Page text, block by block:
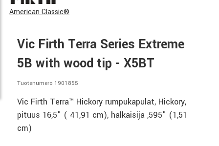
American Classic®
Vic Firth Terra Series Extreme
5B with wood tip - X5BT
Tuotenumero 1901855
Vic Firth Terra™ Hickory rumpukapulat, Hickory,
pituus 16,5" ( 41,91 cm), halkaisija ,595" (1,51
cm)